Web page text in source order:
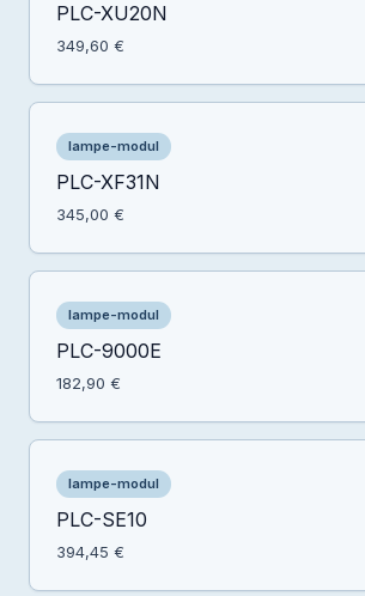
PLC-XU20N
349,60 €
lampe-modul
PLC-XF31N
345,00 €
lampe-modul
PLC-9000E
182,90 €
lampe-modul
PLC-SE10
394,45 €